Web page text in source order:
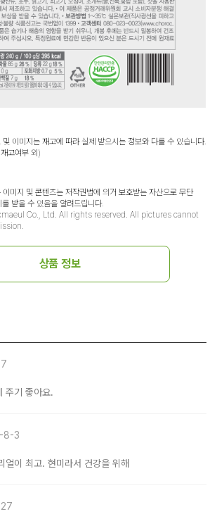
이미지는 재고에 따라 실제 받으시는 정보와 다를 수 있습니다.
고여부 외)
미지 및 콘텐츠는 저작권법에 의거 보호받는 자산으로 무단
받을 수 있음을 알려드립니다.
Co., Ltd. All rights reserved. All pictures cannot
상품 정보
주기 좋아요.
8-3
얼이 최고. 현미라서 건강을 위해